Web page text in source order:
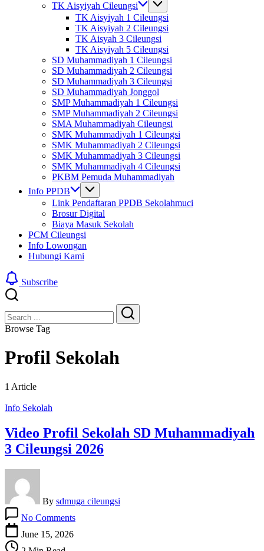
TK Aisyiyah Cileungsi
TK Aisyiyah 1 Cileungsi
TK Aisyiyah 2 Cileungsi
TK Aisyah 3 Cileungsi
TK Aisyiyah 5 Cileungsi
SD Muhammadiyah 1 Cileungsi
SD Muhammadiyah 2 Cileungsi
SD Muhammadiyah 3 Cileungsi
SD Muhammadiyah Jonggol
SMP Muhammadiyah 1 Cileungsi
SMP Muhammadiyah 2 Cileungsi
SMA Muhammadiyah Cileungsi
SMK Muhammadiyah 1 Cileungsi
SMK Muhammadiyah 2 Cileungsi
SMK Muhammadiyah 3 Cileungsi
SMK Muhammadiyah 4 Cileungsi
PKBM Pemuda Muhammadiyah
Info PPDB
Link Pendaftaran PPDB Sekolahmuci
Brosur Digital
Biaya Masuk Sekolah
PCM Cileungsi
Info Lowongan
Hubungi Kami
Subscribe
Search
Search
Browse Tag
Profil Sekolah
1 Article
Info Sekolah
Video Profil Sekolah SD Muhammadiyah
3 Cileungsi 2026
By sdmuga cileungsi
No CommentsVideo
June 15, 2026